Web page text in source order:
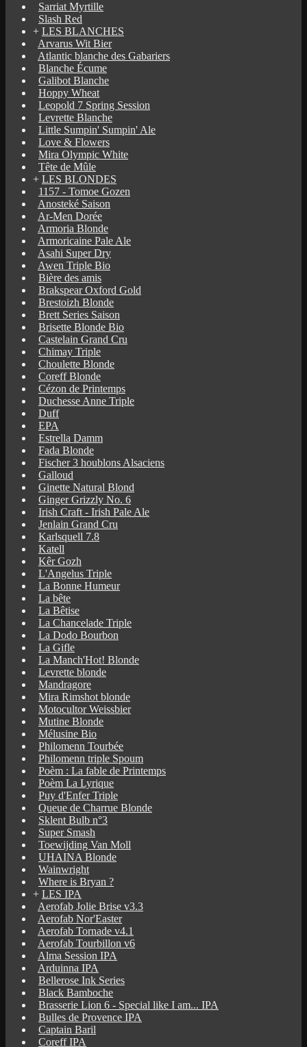
Sarriat Myrtille
Slash Red
+ LES BLANCHES
Arvarus Wit Bier
Atlantic blanche des Gabariers
Blanche Écume
Galibot Blanche
Hoppy Wheat
Leopold 7 Spring Session
Levrette Blanche
Little Sumpin' Sumpin' Ale
Love & Flowers
Mira Olympic White
Tête de Mûle
+ LES BLONDES
1157 - Tomoe Gozen
Anosteké Saison
Ar-Men Dorée
Armoria Blonde
Armoricaine Pale Ale
Asahi Super Dry
Awen Triple Bio
Bière des amis
Brakspear Oxford Gold
Brestoizh Blonde
Brett Series Saison
Brisette Blonde Bio
Castelain Grand Cru
Chimay Triple
Choulette Blonde
Coreff Blonde
Cézon de Printemps
Duchesse Anne Triple
Duff
EPA
Estrella Damm
Fada Blonde
Fischer 3 houblons Alsaciens
Galloud
Ginette Natural Blond
Ginger Grizzly No. 6
Irish Craft - Irish Pale Ale
Jenlain Grand Cru
Karlsquell 7.8
Katell
Kêr Gozh
L'Angelus Triple
La Bonne Humeur
La bête
La Bêtise
La Chancelade Triple
La Dodo Bourbon
La Gifle
La Manch'Hot! Blonde
Levrette blonde
Mandragore
Mira Rimshot blonde
Motocultor Weissbier
Mutine Blonde
Mélusine Bio
Philomenn Tourbée
Philomenn triple Spoum
Poèm : La fable de Printemps
Poèm La Lyrique
Puy d'Enfer Triple
Queue de Charrue Blonde
Sklent Bulb n°3
Super Smash
Toewijding Van Moll
UHAINA Blonde
Wainwright
Where is Bryan ?
+ LES IPA
Aerofab Jolie Brise v3.3
Aerofab Nor'Easter
Aerofab Tornade v4.1
Aerofab Tourbillon v6
Alma Session IPA
Arduinna IPA
Bellerose Ink Series
Black Bamboche
Brasserie Lion 6 - Special like I am... IPA
Bulles de Provence IPA
Captain Baril
Coreff IPA